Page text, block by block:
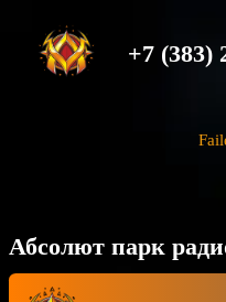
+7 (383)
Абсолют парк